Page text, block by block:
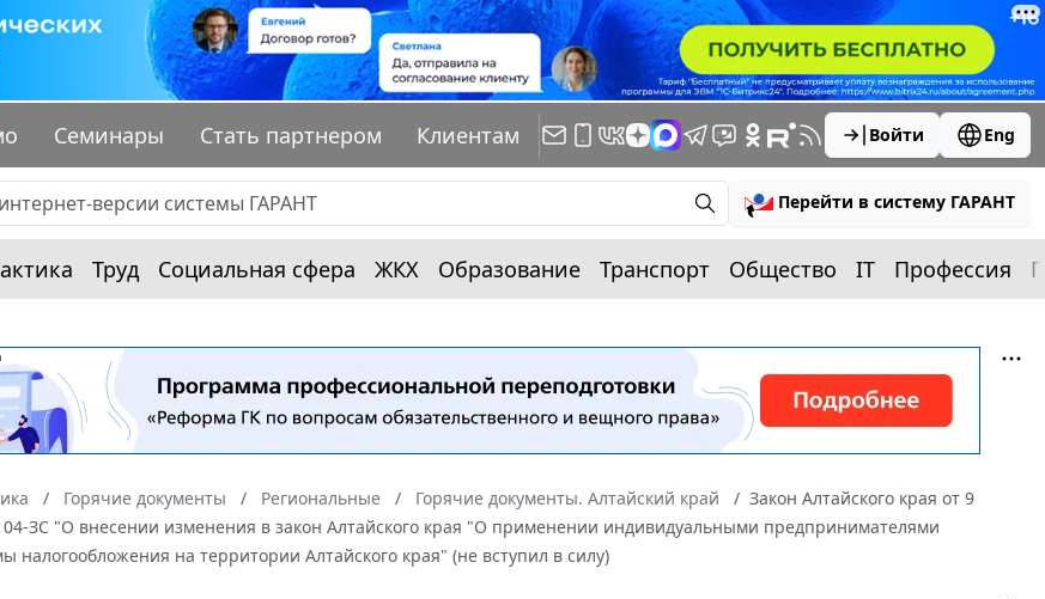
Семинары Стать партнером Клиентам Войти Eng
Перейти в систему ГАРАНТ
Труд Социальная сфера ЖКХ Образование Транспорт Общество IT Профессия
Горячие документы Региональные Горячие документы. Алтайский край
Закон Алтайского края от 9
ЗС "О внесении изменения в закон Алтайского края "О применении индивидуальными предпринимателями
налогообложения на территории Алтайского края" (не вступил в силу)